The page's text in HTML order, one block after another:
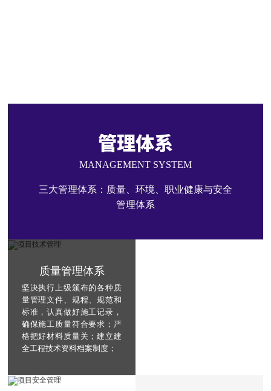
管理体系
MANAGEMENT SYSTEM
三大管理体系：质量、环境、职业健康与安全
管理体系
质量管理体系
坚决执行上级颁布的各种质
量管理文件、规程、规范和
标准，认真做好施工记录，
确保施工质量符合要求；严
格把好材料质量关；建立建
全工程技术资料档案制度；